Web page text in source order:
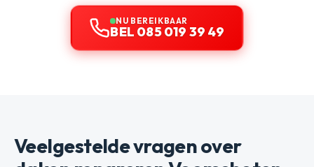
NU BEREIKBAAR
BEL 085 019 39 49
Veelgestelde vragen over